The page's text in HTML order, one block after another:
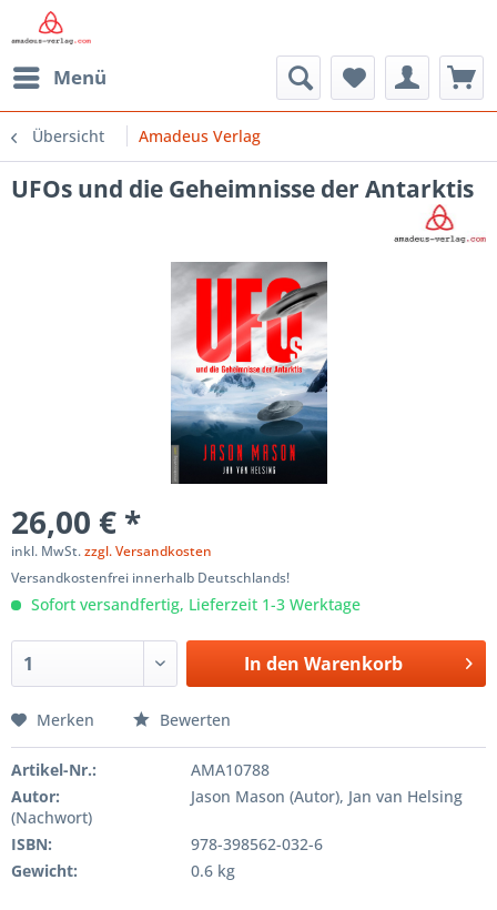
Menü
Übersicht Amadeus Verlag
UFOs und die Geheimnisse der Antarktis
26,00 € *
inkl. MwSt.zzgl. Versandkosten
Versandkostenfrei innerhalb Deutschlands!
Sofort versandfertig, Lieferzeit 1-3 Werktage
In den Warenkorb
Merken Bewerten
Artikel-Nr.:
AMA10788
Autor:
Jason Mason (Autor), Jan van Helsing
(Nachwort)
ISBN:
978-398562-032-6
Gewicht:
0.6 kg